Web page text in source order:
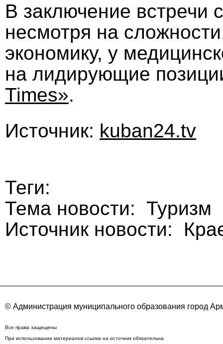
В заключение встречи
несмотря на
экономику, у
на лидирующие
Times».
Источник: kuban24.tv
Теги:
Тема новости: Туризм
Источник новости:
© Администрация муниципального образования город
Все права защищены
При использовании материалов ссылка на источник обязательна